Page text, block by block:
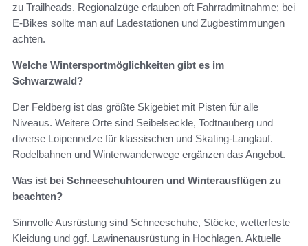
zu Trailheads. Regionalzüge erlauben oft Fahrradmitnahme; bei
E‑Bikes sollte man auf Ladestationen und Zugbestimmungen
achten.
Welche Wintersportmöglichkeiten gibt es im
Schwarzwald?
Der Feldberg ist das größte Skigebiet mit Pisten für alle
Niveaus. Weitere Orte sind Seibelseckle, Todtnauberg und
diverse Loipennetze für klassischen und Skating-Langlauf.
Rodelbahnen und Winterwanderwege ergänzen das Angebot.
Was ist bei Schneeschuhtouren und Winterausflügen zu
beachten?
Sinnvolle Ausrüstung sind Schneeschuhe, Stöcke, wetterfeste
Kleidung und ggf. Lawinenausrüstung in Hochlagen. Aktuelle